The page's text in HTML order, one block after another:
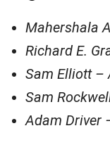
Mahershala
Richard E.
Sam Elliott –
Sam
Adam Driver